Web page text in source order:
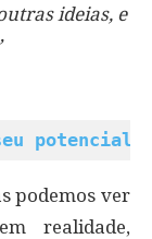
ideias, e
potencial?
podemos ver
realidade,